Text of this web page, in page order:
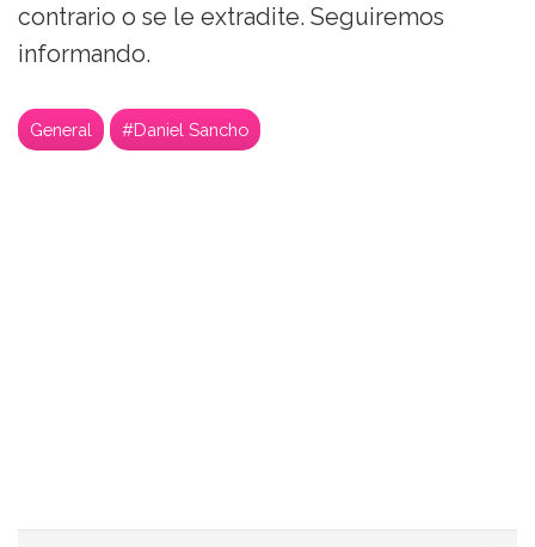
contrario o se le extradite. Seguiremos
informando.
General #Daniel Sancho